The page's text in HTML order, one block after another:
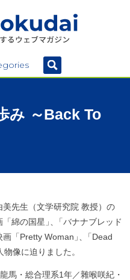
み ～Back To
先生（文学研究院 教授）の
「綿の国星 」、
「バナナブレッド
画「Pretty Woman 」、
「Dead
像に迫りました。
馬・総合理系1年／雜喉咲紀・